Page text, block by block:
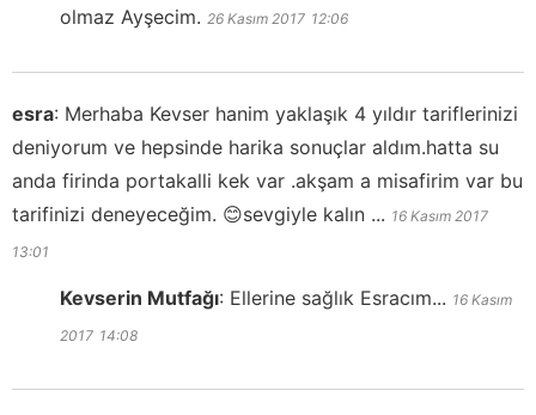
olmaz Ayşecim. 26 Kasım 2017 12:06
esra: Merhaba Kevser hanim yaklaşık 4 yıldır tariflerinizi
deniyorum ve hepsinde harika sonuçlar aldım.hatta su
anda firinda portakalli kek var .akşam a misafirim var bu
tarifinizi deneyeceğim. 😊sevgiyle kalın ... 16 Kasım 2017
13:01
Kevserin Mutfağı: Ellerine sağlık Esracım... 16 Kasım
2017 14:08